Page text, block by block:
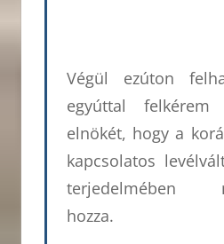
Végül ezúton
egyúttal
elnökét, hogy a
kapcsolatos
terjedelmében
hozza.